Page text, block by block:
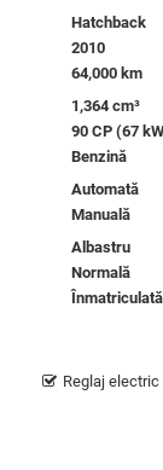
Hatchback
2010
64,000 km
1,364 cm³
90 CP (67
Benzină
Automată
Manuală
Albastru
Normală
Înmatriculată
Reglaj